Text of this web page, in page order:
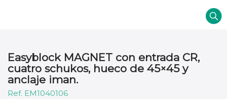
Easyblock MAGNET con entrada CR,
cuatro schukos, hueco de 45×45 y
anclaje iman.
EM1040106